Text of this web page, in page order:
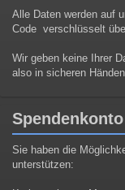
Alle Daten werden auf
Code verschlüsselt
Wir geben keine Ihrer
also in sicheren Händen.
Spendenkonto
Sie haben die
unterstützen: